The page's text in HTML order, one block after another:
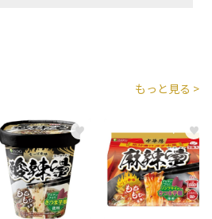
もっと見る >
♥ ♥